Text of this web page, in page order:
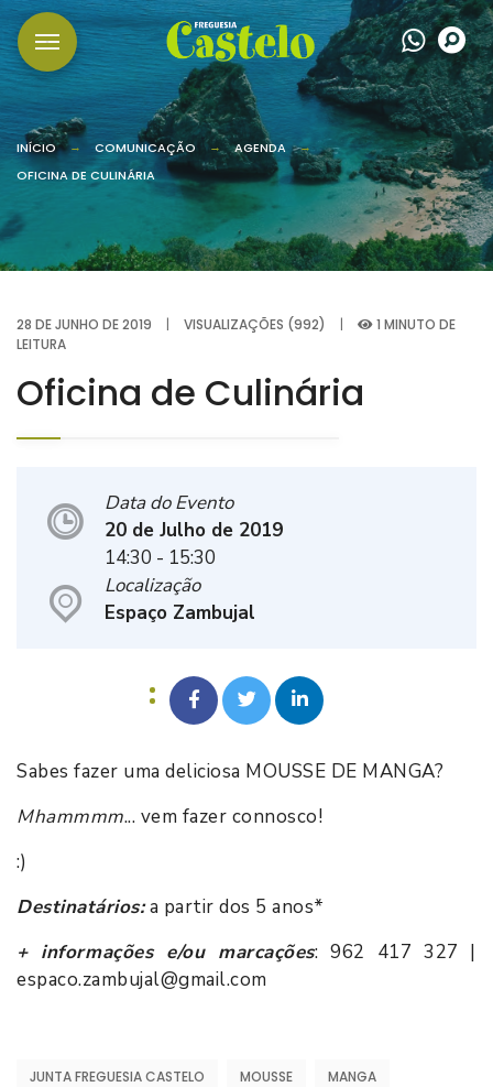
INÍCIO COMUNICAÇÃO
AGENDA
OFICINA DE CULINÁRIA
28 DE JUNHO DE 2019 | VISUALIZAÇÕES (992) |
1 MINUTO DE
LEITURA
Oficina de Culinária
Data do Evento
20 de Julho de 2019
14:30 - 15:30
Localização
Espaço Zambujal
Sabes fazer uma deliciosa MOUSSE DE MANGA?
Mhammmm... vem fazer connosco!
:)
Destinatários:a partir dos 5 anos*
+ informações e/ou marcações: 962 417 327 |
espaco.zambujal@gmail.com
JUNTA FREGUESIA CASTELO MOUSSE MANGA